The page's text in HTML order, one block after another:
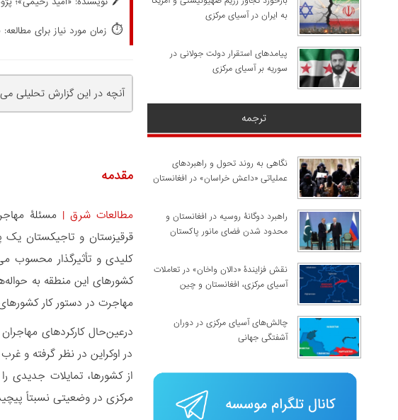
⏱️ زمان مورد نیاز برای مطالعه: 16 دقیقه
آنچه در این گزارش تحلیلی
مقدمه
مطالعات شرق | مسئلۀ
قرقیزستان و تاجیکستان
کلیدی و تأثیرگذار محسوب
مهاجرت در دستور کار
درعین‌حال کارکردهای
در اوکراین در نظر گرفته و
از کشورها، تمایلات جدیدی
مرکزی در وضعیتی نسبتاً
به ایران در آسیای مرکزی
پیامدهای استقرار دولت جولانی در
سوریه بر آسیای مرکزی
ترجمه
نگاهی به روند تحول و راهبردهای
عملیاتی «داعش خراسان» در افغانستان
راهبرد دوگانۀ روسیه در افغانستان و
محدود شدن فضای مانور پاکستان
نقش فزایندۀ «دالان واخان» در تعاملات
آسیای مرکزی، افغانستان و چین
چالش‌های آسیای مرکزی در دوران
آشفتگی جهانی